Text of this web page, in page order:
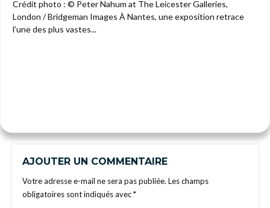
Crédit photo : © Peter Nahum at The Leicester Galleries,
London / Bridgeman Images À Nantes, une exposition retrace
l’une des plus vastes...
AJOUTER UN COMMENTAIRE
Votre adresse e-mail ne sera pas publiée. Les champs
obligatoires sont indiqués avec*